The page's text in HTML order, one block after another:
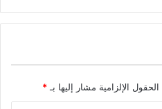
الحقول الإلزامية مشار إليها بـ *